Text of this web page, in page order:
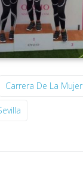
Carrera De La Mujer